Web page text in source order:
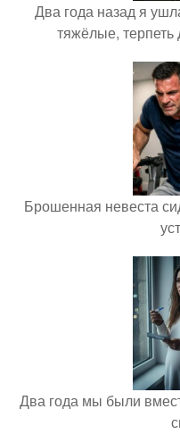
Два года назад я
тяжёлые,
Брошенная невеста
Два года мы были